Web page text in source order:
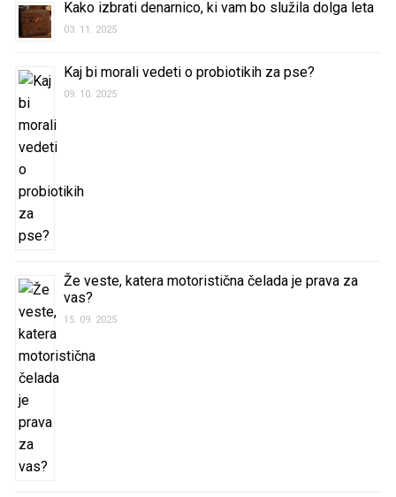
Kako izbrati denarnico, ki vam bo služila dolga leta
03. 11. 2025
Kaj bi morali vedeti o probiotikih za pse?
09. 10. 2025
Že veste, katera motoristična čelada je prava za
vas?
15. 09. 2025